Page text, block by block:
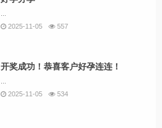
2025-11-05
557
开奖成功！恭喜客户好孕连连！
2025-11-05
534